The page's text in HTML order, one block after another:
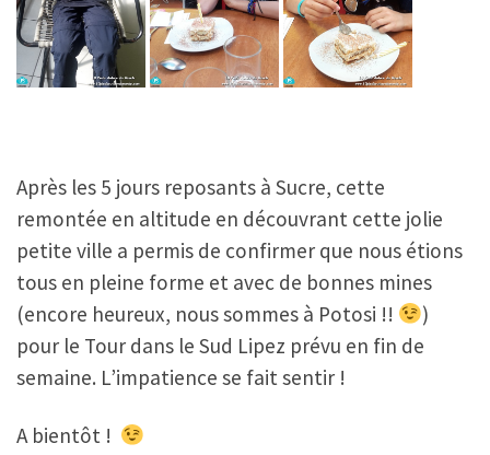
Après les 5 jours reposants à Sucre, cette
remontée en altitude en découvrant cette jolie
petite ville a permis de confirmer que nous étions
tous en pleine forme et avec de bonnes mines
(encore heureux, nous sommes à Potosi !!
)
pour le Tour dans le Sud Lipez prévu en fin de
semaine. L’impatience se fait sentir !
A bientôt !